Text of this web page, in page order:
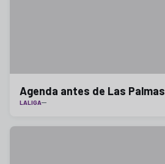
Agenda antes de Las Palmas
LALIGA